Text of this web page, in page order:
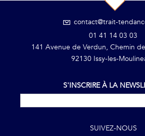
contact@trait-
01 41 14 03 03
141 Avenue de Verdun, Chemin
92130 Issy-les-
S'INSCRIRE À LA
SUIVEZ-NOUS